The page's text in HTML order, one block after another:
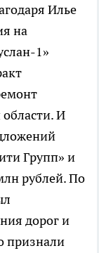
Илье
на
1»
И
Групп» и
рублей. По
дорог и
признали